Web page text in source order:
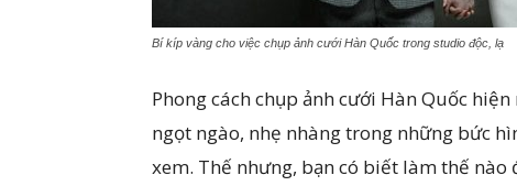
Bí kíp vàng cho việc chụp ảnh cưới Hàn Quốc trong studio độc, lạ
Phong cách chụp ảnh cưới Hàn Quốc
ngọt ngào, nhẹ nhàng trong những bức
xem. Thế nhưng, bạn có biết làm thế nào